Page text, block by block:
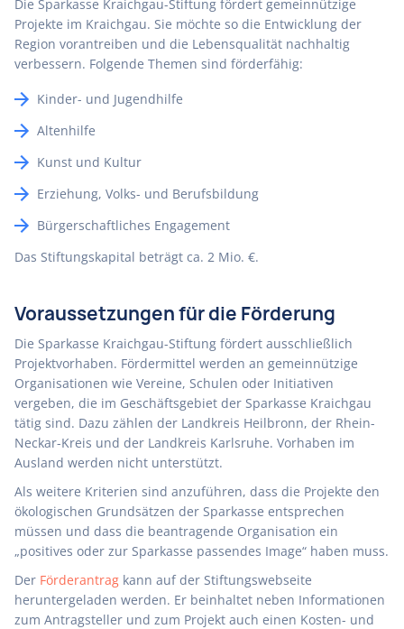
Die Sparkasse Kraichgau-Stiftung fördert gemeinnützige
Projekte im Kraichgau. Sie möchte so die Entwicklung der
Region vorantreiben und die Lebensqualität nachhaltig
verbessern. Folgende Themen sind förderfähig:
Kinder- und Jugendhilfe
Altenhilfe
Kunst und Kultur
Erziehung, Volks- und Berufsbildung
Bürgerschaftliches Engagement
Das Stiftungskapital beträgt ca. 2 Mio. €.
Voraussetzungen für die Förderung
Die Sparkasse Kraichgau-Stiftung fördert ausschließlich
Projektvorhaben. Fördermittel werden an gemeinnützige
Organisationen wie Vereine, Schulen oder Initiativen
vergeben, die im Geschäftsgebiet der Sparkasse Kraichgau
tätig sind. Dazu zählen der Landkreis Heilbronn, der Rhein-
Neckar-Kreis und der Landkreis Karlsruhe. Vorhaben im
Ausland werden nicht unterstützt.
Als weitere Kriterien sind anzuführen, dass die Projekte den
ökologischen Grundsätzen der Sparkasse entsprechen
müssen und dass die beantragende Organisation ein
„positives oder zur Sparkasse passendes Image“ haben muss.
Der Förderantrag kann auf der Stiftungswebseite
heruntergeladen werden. Er beinhaltet neben Informationen
zum Antragsteller und zum Projekt auch einen Kosten- und